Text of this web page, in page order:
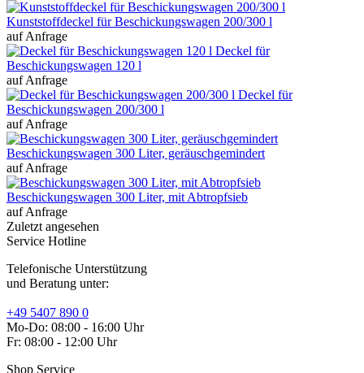
Kunststoffdeckel für Beschickungswagen 200/300 l
auf Anfrage
Deckel für
Beschickungswagen 120 l
auf Anfrage
Deckel für
Beschickungswagen 200/300 l
auf Anfrage
Beschickungswagen 300 Liter, geräuschgemindert
auf Anfrage
Beschickungswagen 300 Liter, mit Abtropfsieb
auf Anfrage
Zuletzt angesehen
Service Hotline
Telefonische Unterstützung
und Beratung unter:
+49 5407 890 0
Mo-Do: 08:00 - 16:00 Uhr
Fr: 08:00 - 12:00 Uhr
Shop Service